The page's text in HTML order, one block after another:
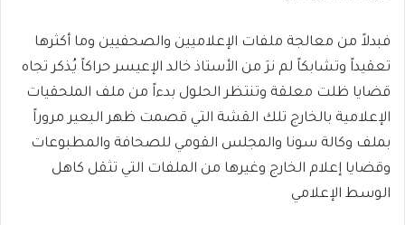
فبدلاً من معالجة ملفات الإعلاميين والصحفيين وما أكثرها
تعقيداً وتشابكاً لم نرَ من الأستاذ خالد الإعيسر حراكاً يُذكر تجاه
قضايا ظلت معلقة وتنتظر الحلول بدءاً من ملف الملحقيات
الإعلامية بالخارج تلك القشة التي قصمت ظهر البعير مروراً
بملف وكالة سونا والمجلس القومي للصحافة والمطبوعات
وقضايا إعلام الخارج وغيرها من الملفات التي تثقل كاهل
الوسط الإعلامي